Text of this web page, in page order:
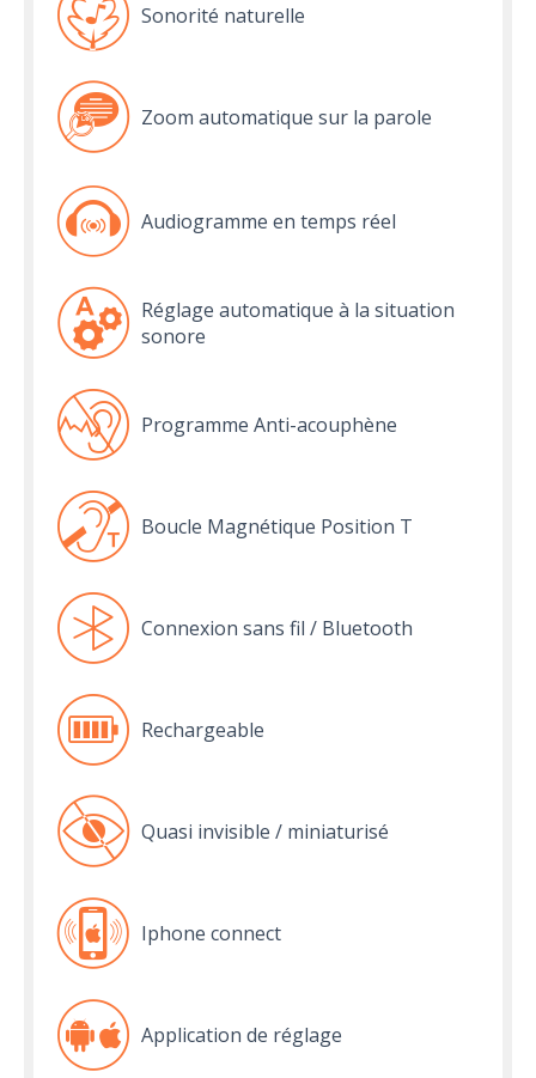
Sonorité naturelle
Zoom automatique sur la parole
Audiogramme en temps réel
Réglage automatique à la situation
sonore
Programme Anti-acouphène
Boucle Magnétique Position T
Connexion sans fil / Bluetooth
Rechargeable
Quasi invisible / miniaturisé
Iphone connect
Application de réglage